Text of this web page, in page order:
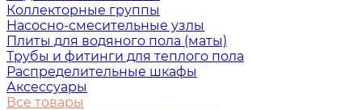
Коллекторные группы
Насосно-смесительные узлы
Плиты для водяного пола (маты)
Трубы и фитинги для теплого пола
Распределительные шкафы
Аксессуары
Все товары